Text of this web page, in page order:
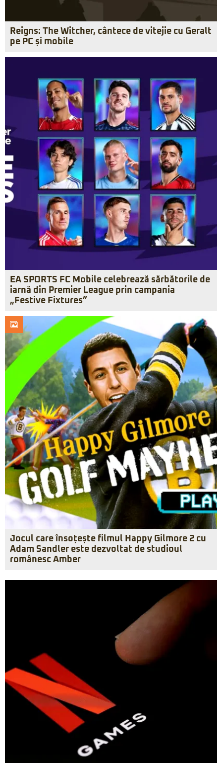
Reigns: The Witcher, cântece de vitejie cu Geralt
pe PC și mobile
EA SPORTS FC Mobile celebrează sărbătorile de
iarnă din Premier League prin campania
„Festive Fixtures”
Jocul care însoțește filmul Happy Gilmore 2 cu
Adam Sandler este dezvoltat de studioul
românesc Amber